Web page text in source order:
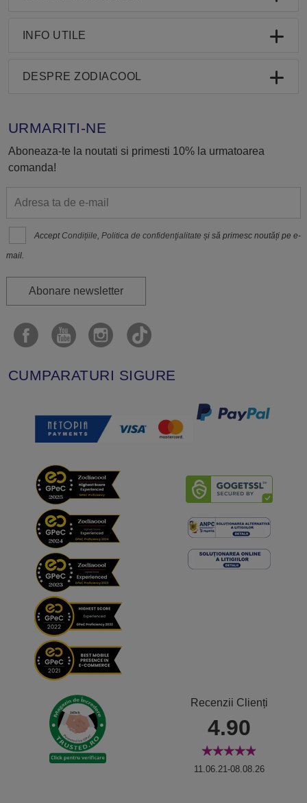
INFO UTILE
DESPRE ZODIACOOL
URMARITI-NE
Aboneaza-te la noutati si primesti 10% la urmatoarea
comanda!
Accept Condițiile ,Politica de confidenţialitate și să primesc noutăți pe e-
mail.
Abonare newsletter
CUMPARATURI SIGURE
Recenzii Clienți
4.90
11.06.21-08.08.26